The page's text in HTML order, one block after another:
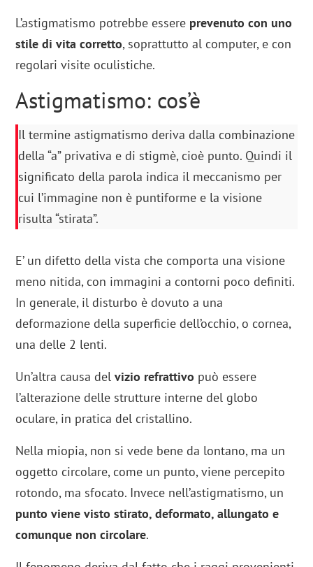
L’astigmatismo potrebbe essere prevenuto con uno
stile di vita corretto, soprattutto al computer, e con
regolari visite oculistiche.
Astigmatismo: cos’è
Il termine astigmatismo deriva dalla combinazione
della “a” privativa e di stigmè, cioè punto. Quindi il
significato della parola indica il meccanismo per
cui l’immagine non è puntiforme e la visione
risulta “stirata”.
E’ un difetto della vista che comporta una visione
meno nitida, con immagini a contorni poco definiti.
In generale, il disturbo è dovuto a una
deformazione della superficie dell’occhio, o cornea,
una delle 2 lenti.
Un’altra causa delvizio refrattivo può essere
l’alterazione delle strutture interne del globo
oculare, in pratica del cristallino.
Nella miopia, non si vede bene da lontano, ma un
oggetto circolare, come un punto, viene percepito
rotondo, ma sfocato. Invece nell’astigmatismo, un
punto viene visto stirato, deformato, allungato e
comunque non circolare.